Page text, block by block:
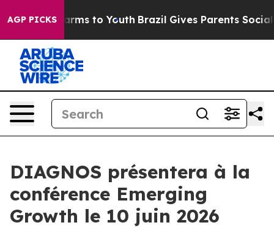
AGP PICKS
Abate Harms to Youth Brazil Gives Parents Social
DIAGNOS présentera à la
conférence Emerging
Growth le 10 juin 2026